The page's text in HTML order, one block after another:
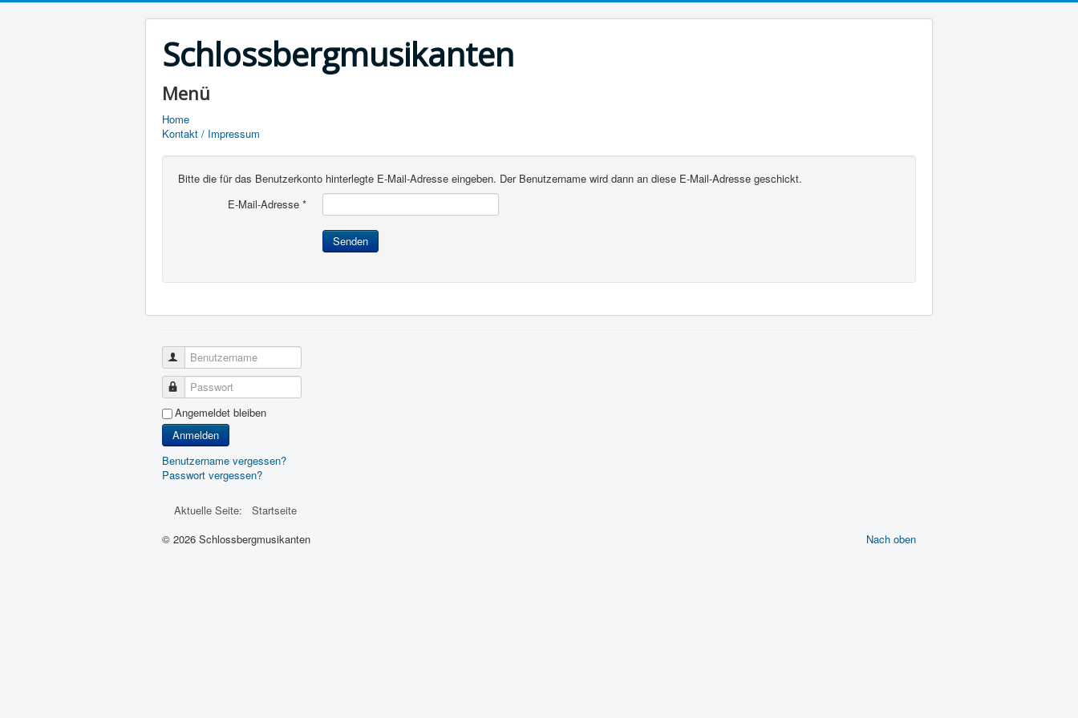
Schlossbergmusikanten
Menü
Home
Kontakt / Impressum
Bitte die für das Benutzerkonto hinterlegte E-Mail-Adresse eingeben. Der Benutzername wird dann an diese E-Mail-Adresse geschickt.
E-Mail-Adresse *
Senden
Benutzername
Passwort
Angemeldet bleiben
Anmelden
Benutzername vergessen?
Passwort vergessen?
Aktuelle Seite:
Startseite
Nach oben
© 2026 Schlossbergmusikanten